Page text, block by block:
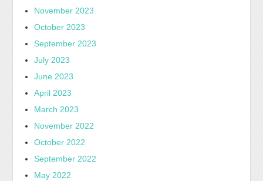
November 2023
October 2023
September 2023
July 2023
June 2023
April 2023
March 2023
November 2022
October 2022
September 2022
May 2022